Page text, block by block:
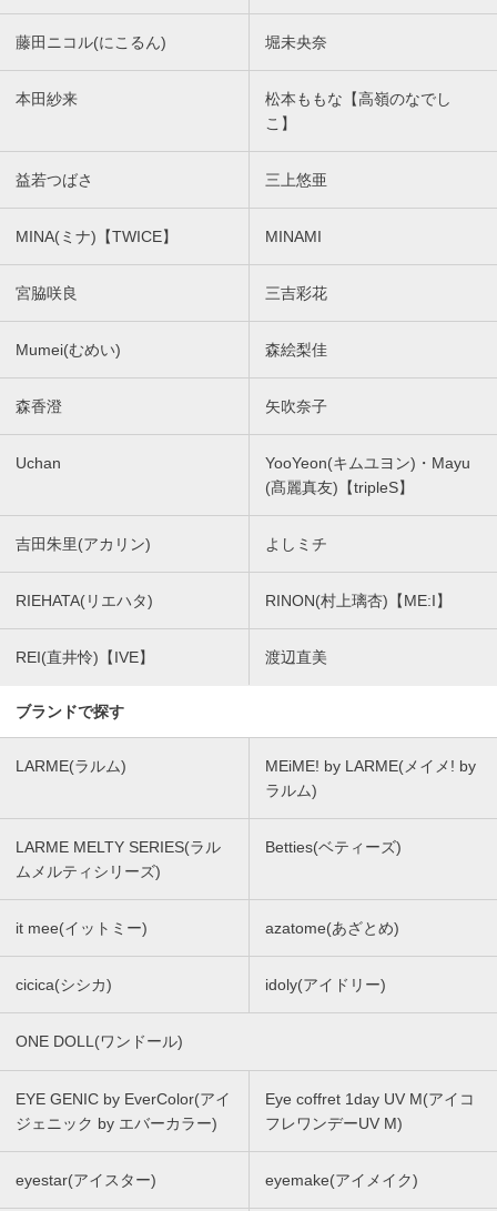
藤田ニコル(にこるん) 堀未央奈
本田紗来
松本ももな【高嶺のなでし
こ】
益若つばさ 三上悠亜
MINA(ミナ)【TWICE】 MINAMI
宮脇咲良 三吉彩花
Mumei(むめい) 森絵梨佳
森香澄 矢吹奈子
Uchan
YooYeon(キムユヨン)・Mayu
(髙麗真友)【tripleS】
吉田朱里(アカリン) よしミチ
RIEHATA(リエハタ) RINON(村上璃杏)【ME:I】
REI(直井怜)【IVE】 渡辺直美
ブランドで探す
LARME(ラルム)
MEiME! by LARME(メイメ! by
ラルム)
LARME MELTY SERIES(ラル
ムメルティシリーズ)
Betties(ベティーズ)
it mee(イットミー) azatome(あざとめ)
cicica(シシカ) idoly(アイドリー)
ONE DOLL(ワンドール)
EYE GENIC by EverColor(アイ
ジェニック by エバーカラー)
Eye coffret 1day UV M(アイコ
フレワンデーUV M)
eyestar(アイスター) eyemake(アイメイク)